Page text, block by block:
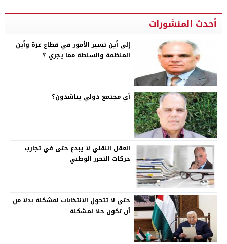
أحدث المنشورات
إلى أين تسير الأمور في قطاع غزة وأين
المنظمة والسلطة مما يجري ؟
أي مجتمع دولي يناشدون؟
العقل النقلي لا يبدع حتى في تجارب
حركات التحرر الوطني
حتى لا تتحول الانتخابات لمشكلة بدلا من
أن تكون حلا لمشكلة